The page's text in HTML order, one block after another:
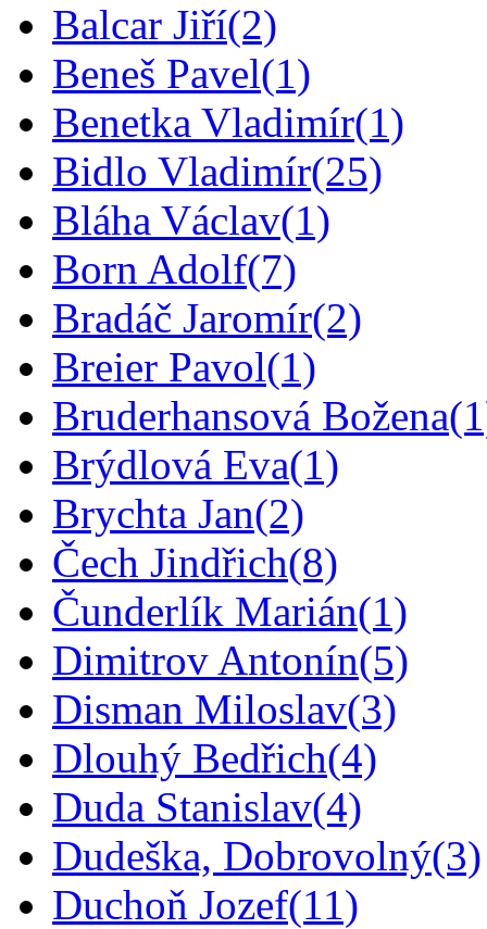
Balcar Jiří(2)
Beneš Pavel(1)
Benetka Vladimír(1)
Bidlo Vladimír(25)
Bláha Václav(1)
Born Adolf(7)
Bradáč Jaromír(2)
Breier Pavol(1)
Bruderhansová Božena
Brýdlová Eva(1)
Brychta Jan(2)
Čech Jindřich(8)
Čunderlík Marián(1)
Dimitrov Antonín(5)
Disman Miloslav(3)
Dlouhý Bedřich(4)
Duda Stanislav(4)
Dudeška, Dobrovolný(3)
Duchoň Jozef(11)